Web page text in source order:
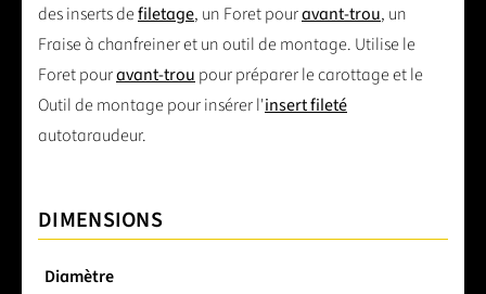
des inserts defiletage, un Foret pouravant-trou, un
Fraise à chanfreiner et un outil de montage. Utilise le
Foret pouravant-trou pour préparer le carottage et le
Outil de montage pour insérer l'insert fileté
autotaraudeur.
DIMENSIONS
Diamètre